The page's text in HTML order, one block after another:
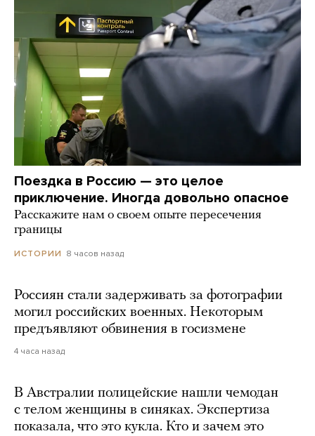
Поездка в Россию — это целое
приключение. Иногда довольно опасное
Расскажите нам о своем опыте пересечения
границы
ИСТОРИИ 8 часов назад
Россиян стали задерживать за фотографии
могил российских военных. Некоторым
предъявляют обвинения в госизмене
4 часа назад
В Австралии полицейские нашли чемодан
с телом женщины в синяках. Экспертиза
показала, что это кукла. Кто и зачем это